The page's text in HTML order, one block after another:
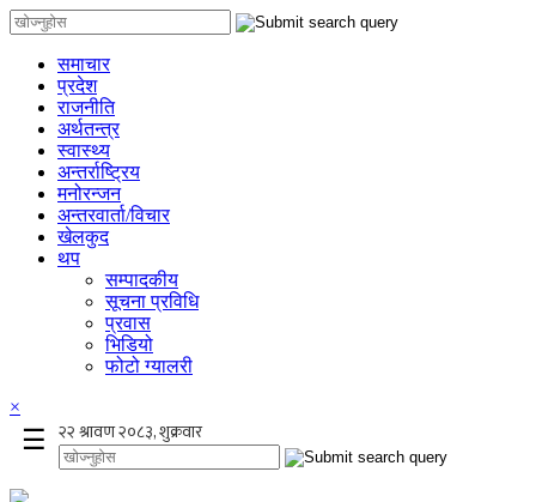
समाचार
प्रदेश
राजनीति
अर्थतन्त्र
स्वास्थ्य
अन्तर्राष्ट्रिय
मनोरन्जन
अन्तरवार्ता/विचार
खेलकुद
थप
सम्पादकीय
सूचना प्रविधि
प्रवास
भिडियो
फोटो ग्यालरी
×
☰